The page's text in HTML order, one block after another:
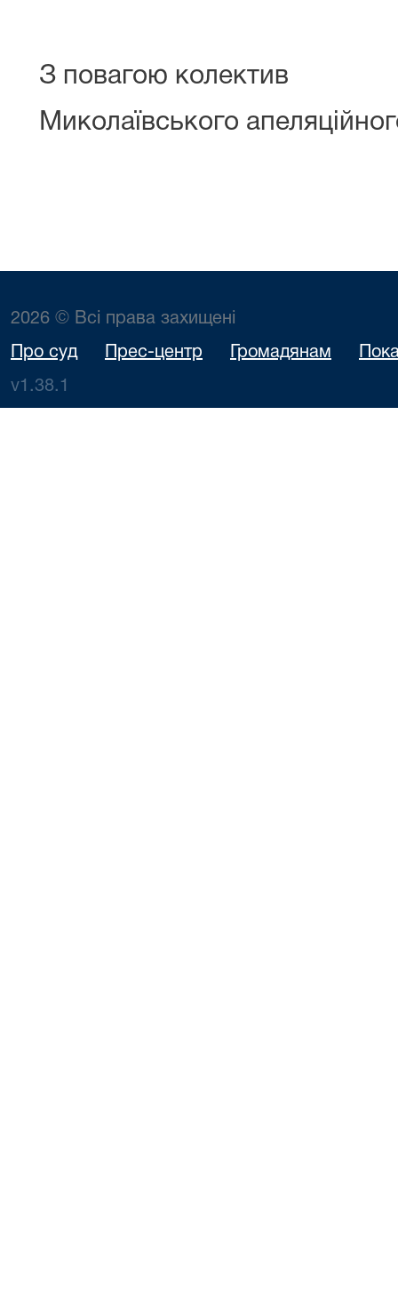
З повагою колектив
Миколаївського
2026 © Всі права захищені
Про суд Прес-центр Громадянам
v1.38.1